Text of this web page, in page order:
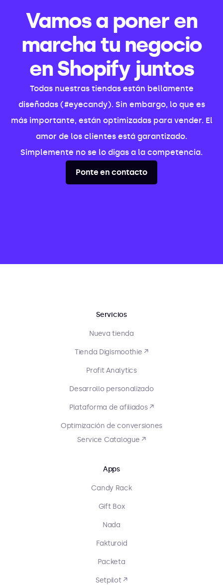
Vamos a poner en
marcha tu negocio
en Shopify juntos
Todas nuestras tiendas están bellamente
diseñadas (#eyecandy). Sin embargo, lo que es
más importante, están optimizadas para vender. El
amor de los clientes está garantizado.
Simplemente no se lo digas a la competencia.
Ponte en contacto
Servicios
Nueva tienda
Tienda Digismoothie ↗
Profit Analytics
Desarrollo personalizado
Plataforma de afiliados ↗
Optimización de conversiones
Service Catalogue ↗
Apps
Candy Rack
Gift Box
Nada
Fakturoid
Packeta
Setpilot ↗